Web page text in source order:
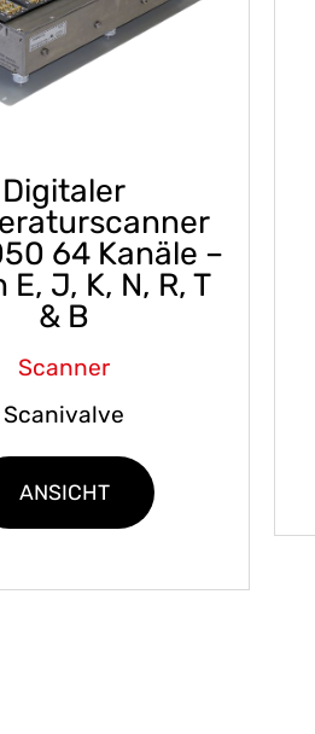
Digitaler
64 Kanäle –
E, J, K, N, R, T
& B
Scanner
Scanivalve
ANSICHT